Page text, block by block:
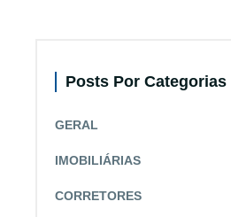
Posts Por Categorias
GERAL
IMOBILIÁRIAS
CORRETORES